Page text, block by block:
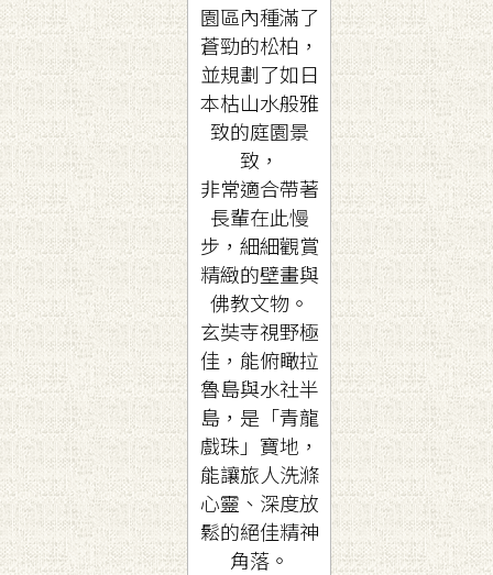
園區內種滿了
蒼勁的松柏，
並規劃了如日
本枯山水般雅
致的庭園景
致，
非常適合帶著
長輩在此慢
步，細細觀賞
精緻的壁畫與
佛教文物。
玄奘寺視野極
佳，能俯瞰拉
魯島與水社半
島，是「青龍
戲珠」寶地，
能讓旅人洗滌
心靈、深度放
鬆的絕佳精神
角落。